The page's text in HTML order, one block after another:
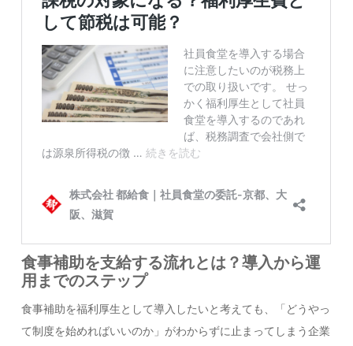
食事補助を支給する流れとは？導入から運
用までのステップ
食事補助を福利厚生として導入したいと考えても、「どうやっ
て制度を始めればいいのか」がわからずに止まってしまう企業